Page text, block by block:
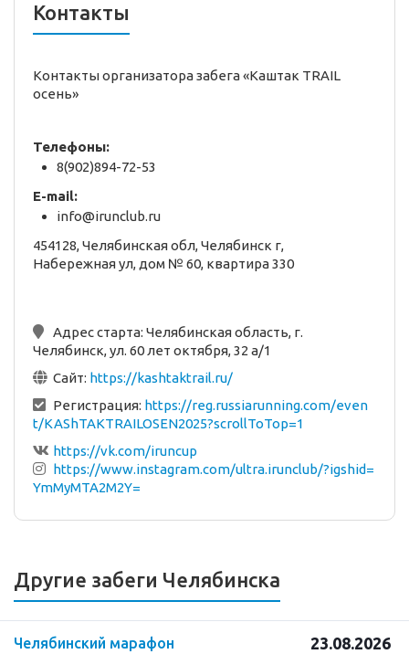
Контакты
Контакты организатора забега «Каштак TRAIL
осень»
Телефоны:
8(902)894-72-53
E-mail:
info@irunclub.ru
454128, Челябинская обл, Челябинск г,
Набережная ул, дом № 60, квартира 330
Адрес старта: Челябинская область, г.
Челябинск, ул. 60 лет октября, 32 а/1
Сайт: https://kashtaktrail.ru/
Регистрация: https://reg.russiarunning.com/even
t/KAShTAKTRAILOSEN2025?scrollToTop=1
https://vk.com/iruncup
https://www.instagram.com/ultra.irunclub/?igshid=
YmMyMTA2M2Y=
Другие забеги Челябинска
Челябинский марафон 23.08.2026